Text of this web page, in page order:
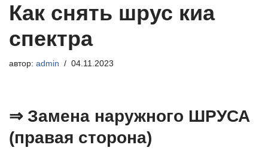
Как снять шрус киа
спектра
автор: admin 04.11.2023
⇒ Замена наружного ШРУСА
(правая сторона)